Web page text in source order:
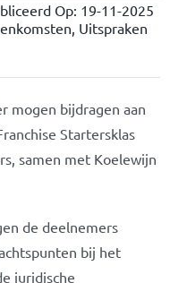
Op: 19-11-2025
, Uitspraken
mogen bijdragen aan
Startersklas
samen met Koelewijn
de deelnemers
bij het
juridische